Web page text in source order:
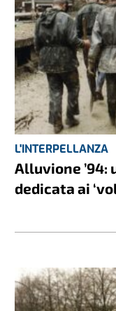
L'INTERPELLANZA
Alluvione
dedicata ai